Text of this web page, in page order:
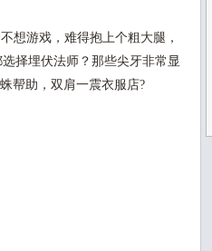
想游戏，难得抱上个粗大腿，
择埋伏法师？那些尖牙非常显
帮助，双肩一震衣服店?